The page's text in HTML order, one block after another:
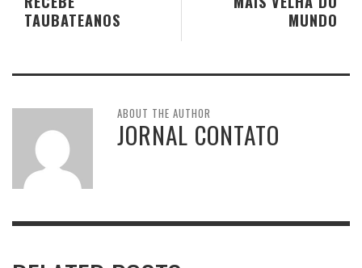
MUNDO
TAUBATEANOS
ABOUT THE AUTHOR
JORNAL CONTATO